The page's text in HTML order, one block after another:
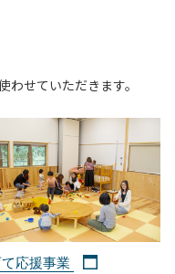
せていただきます。
応援事業